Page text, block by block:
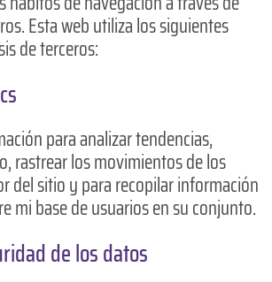
Esta web utiliza los siguientes
de terceros:
para analizar tendencias,
rastrear los movimientos de los
del sitio y para recopilar información
mi base de usuarios en su conjunto.
de los datos